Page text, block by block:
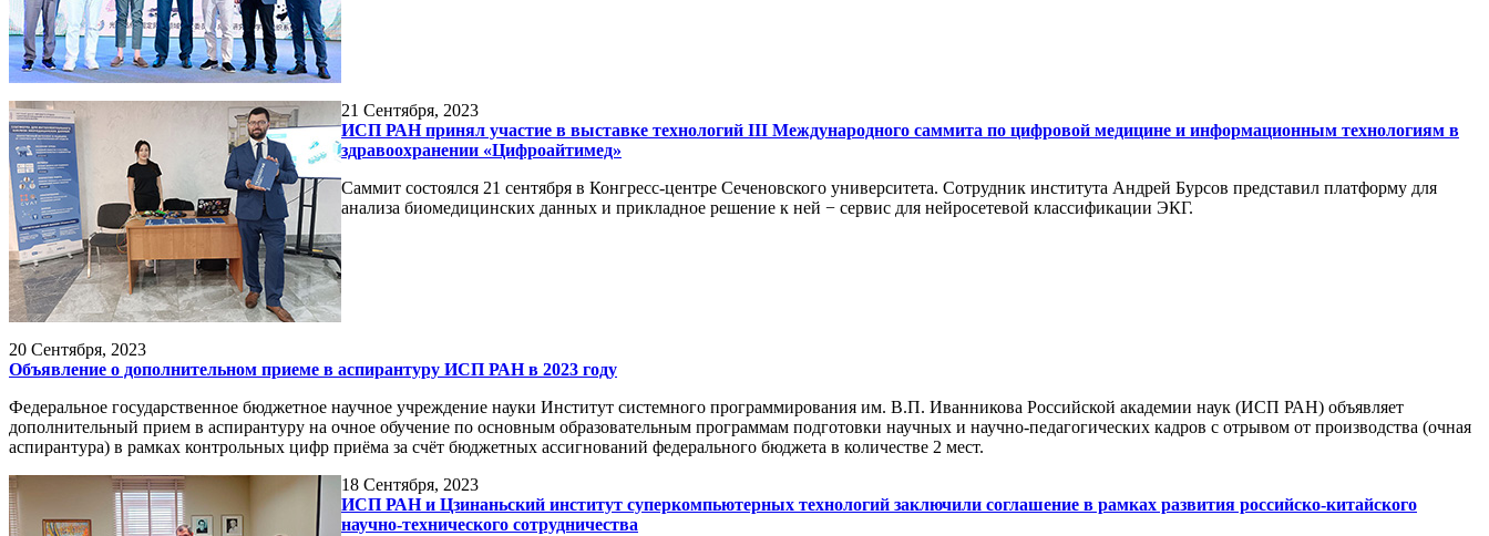
21 Сентября, 2023
ИСП РАН принял участие в выставке технологий III Международного саммита по цифровой медицине и информационным технологиям в
здравоохранении «Цифроайтимед»
Саммит состоялся 21 сентября в Конгресс-центре Сеченовского университета. Сотрудник института Андрей Бурсов представил платформу для
анализа биомедицинских данных и прикладное решение к ней − сервис для нейросетевой классификации ЭКГ.
20 Сентября, 2023
Объявление о дополнительном приеме в аспирантуру ИСП РАН в 2023 году
Федеральное государственное бюджетное научное учреждение науки Институт системного программирования им. В.П. Иванникова Российской академии наук (ИСП РАН) объявляет
дополнительный прием в аспирантуру на очное обучение по основным образовательным программам подготовки научных и научно-педагогических кадров с отрывом от производства (очная
аспирантура) в рамках контрольных цифр приёма за счёт бюджетных ассигнований федерального бюджета в количестве 2 мест.
18 Сентября, 2023
ИСП РАН и Цзинаньский институт суперкомпьютерных технологий заключили соглашение в рамках развития российско-китайского
научно-технического сотрудничества